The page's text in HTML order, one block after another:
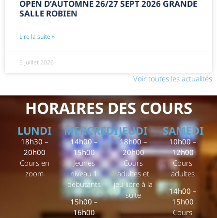
OPEN D’AUTOMNE 26/27 SEPT 2026 GRANDE
SALLE ROBIEN
Lire la suite »
5 juillet 2026
Voir toutes les actualités
HORAIRES DES COURS
LUNDI
18h30 –
20h00
Cours en
zoom
MERCREDI
14h00 –
15h00
Jeunes
niveau 1
débutants
15h00 –
16h00
JEUDI
18h00 –
20h00
Cours
adultes et
jeu libre à la
suite
SAMEDI
10h00 –
12h00
Cours
adultes
14h00 –
15h00
Cours